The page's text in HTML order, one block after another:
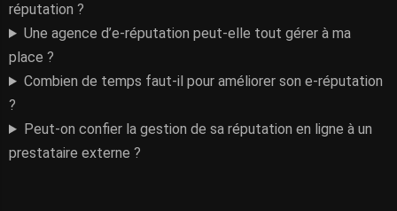
réputation ?
Une agence d’e-réputation peut-elle tout gérer à ma
place ?
Combien de temps faut-il pour améliorer son e-réputation
?
Peut-on confier la gestion de sa réputation en ligne à un
prestataire externe ?